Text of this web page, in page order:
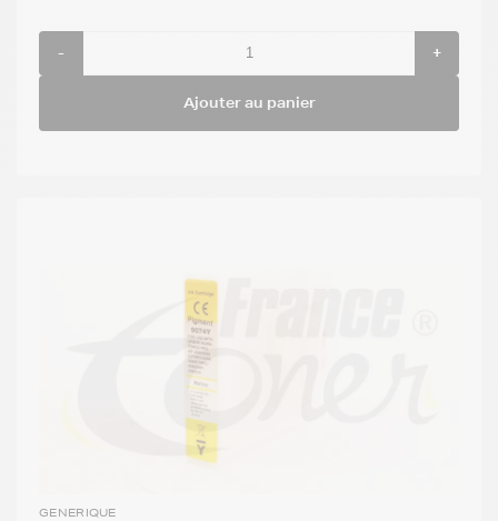
- +
Ajouter au panier
GENERIQUE